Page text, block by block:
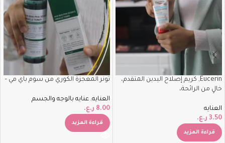
Eucerin, كريم إصلاح اليدين المتقدم،
خالٍ من الرائحة،
العنايه
3.50 ر.ع.
قراءة المزيد
تونر المعجزة الكوري من سوم باي مي –
العنايه, عنايه بالوجه والجسم
8.00 ر.ع.
قراءة المزيد